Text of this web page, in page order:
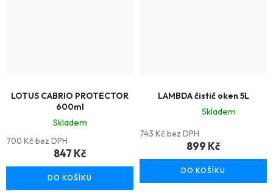
LOTUS CABRIO PROTECTOR
600ml
Skladem
700 Kč bez DPH
847 Kč
DO KOŠÍKU
LAMBDA čistič oken 5L
produktu
Skladem
743 Kč bez DPH
899 Kč
DO KOŠÍKU